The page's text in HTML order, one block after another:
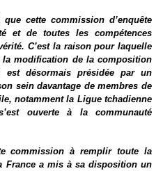
cette commission d’enquête
et de toutes les compétences
C’est la raison pour laquelle
la modification de la composition
est désormais présidée par un
sein davantage de membres de
notamment la Ligue tchadienne
ouverte à la communauté
commission à remplir toute la
a mis à sa disposition un